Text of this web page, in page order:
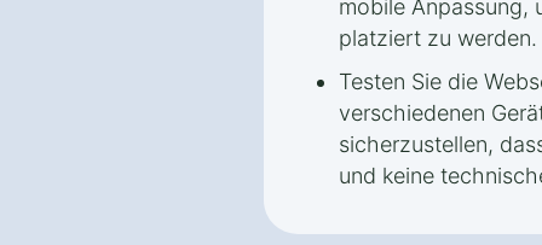
mobile Anpassung,
platziert zu werden.
Testen Sie die
verschiedenen
sicherzustellen,
und keine